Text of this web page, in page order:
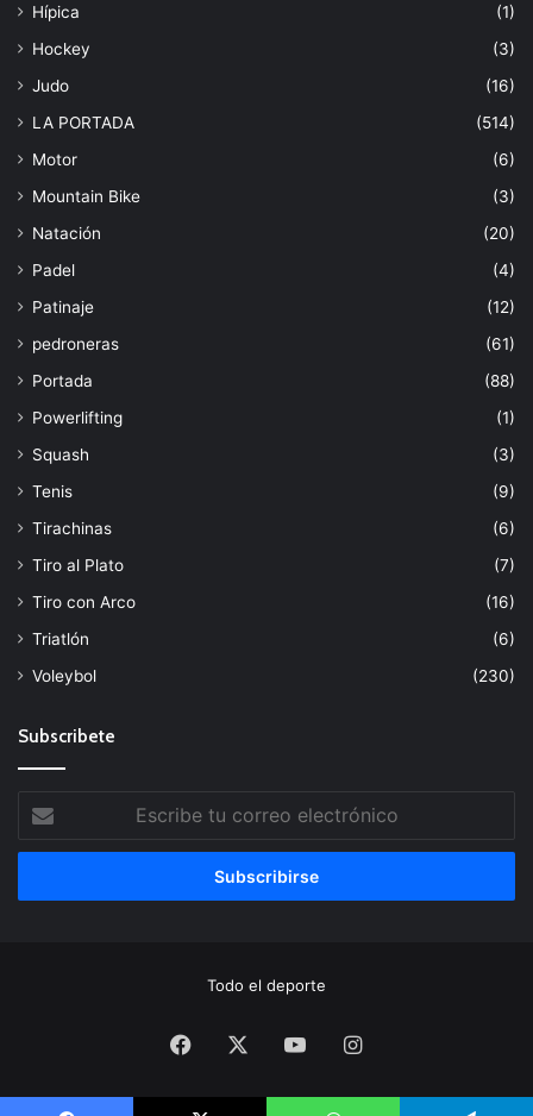
Hípica
(1)
Hockey
(3)
Judo
(16)
LA PORTADA
(514)
Motor
(6)
Mountain Bike
(3)
Natación
(20)
Padel
(4)
Patinaje
(12)
pedroneras
(61)
Portada
(88)
Powerlifting
(1)
Squash
(3)
Tenis
(9)
Tirachinas
(6)
Tiro al Plato
(7)
Tiro con Arco
(16)
Triatlón
(6)
Voleybol
(230)
Subscribete
tu
correo
Todo el deporte
Facebook YouTubeInstagram